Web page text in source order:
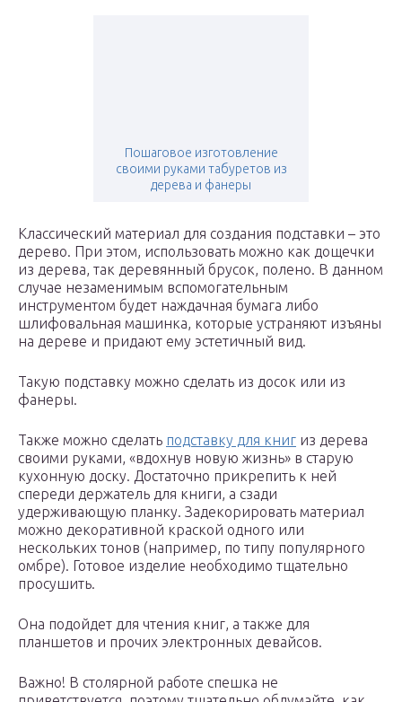
Пошаговое изготовление
своими руками табуретов из
дерева и фанеры
Классический материал для создания подставки – это
дерево. При этом, использовать можно как дощечки
из дерева, так деревянный брусок, полено. В данном
случае незаменимым вспомогательным
инструментом будет наждачная бумага либо
шлифовальная машинка, которые устраняют изъяны
на дереве и придают ему эстетичный вид.
Такую подставку можно сделать из досок или из
фанеры.
Также можно сделать подставку для книг из дерева
своими руками, «вдохнув новую жизнь» в старую
кухонную доску. Достаточно прикрепить к ней
спереди держатель для книги, а сзади
удерживающую планку. Задекорировать материал
можно декоративной краской одного или
нескольких тонов (например, по типу популярного
омбре). Готовое изделие необходимо тщательно
просушить.
Она подойдет для чтения книг, а также для
планшетов и прочих электронных девайсов.
Важно! В столярной работе спешка не